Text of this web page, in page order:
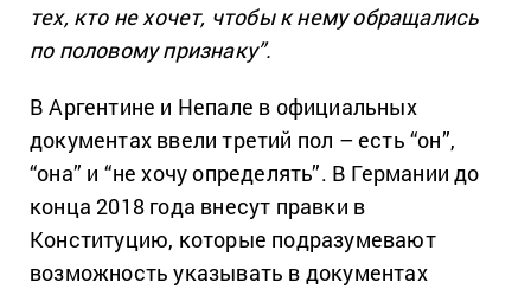
тех, кто не хочет, чтобы к нему обращались
по половому признаку”.
В Аргентине и Непале в официальных
документах ввели третий пол – есть “он”,
“она” и “не хочу определять”. В Германии до
конца 2018 года внесут правки в
Конституцию, которые подразумевают
возможность указывать в документах